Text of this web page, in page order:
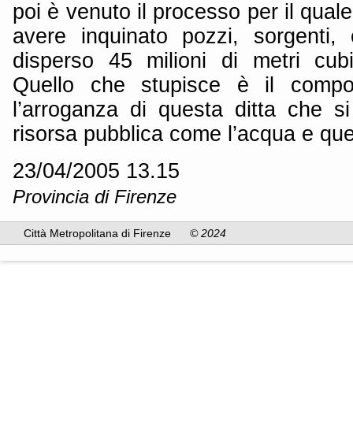
poi è venuto il processo per il
avere inquinato pozzi, sorgenti,
disperso 45 milioni di metri
Quello che stupisce è il
l’arroganza di questa ditta che
risorsa pubblica come l’acqua e
23/04/2005 13.15
Provincia di Firenze
Città Metropolitana di Firenze © 2024